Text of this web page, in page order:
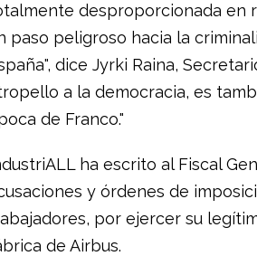
desproporcionada en
paso peligroso hacia la
dice Jyrki Raina,
a la democracia, es
de Franco."
ha escrito al Fiscal
y órdenes de
por ejercer su
de Airbus.